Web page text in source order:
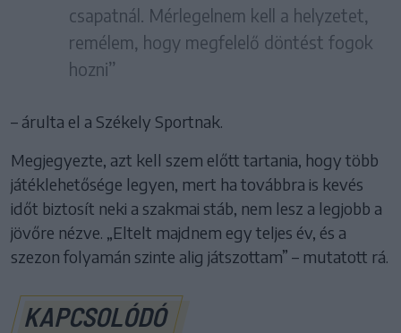
csapatnál. Mérlegelnem kell a helyzetet,
remélem, hogy megfelelő döntést fogok
hozni”
– árulta el a Székely Sportnak.
Megjegyezte, azt kell szem előtt tartania, hogy több
játéklehetősége legyen, mert ha továbbra is kevés
időt biztosít neki a szakmai stáb, nem lesz a legjobb a
jövőre nézve. „Eltelt majdnem egy teljes év, és a
szezon folyamán szinte alig játszottam” – mutatott rá.
KAPCSOLÓDÓ